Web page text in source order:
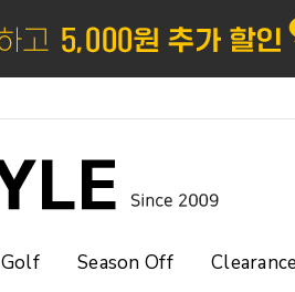
Golf Season Off Clearance